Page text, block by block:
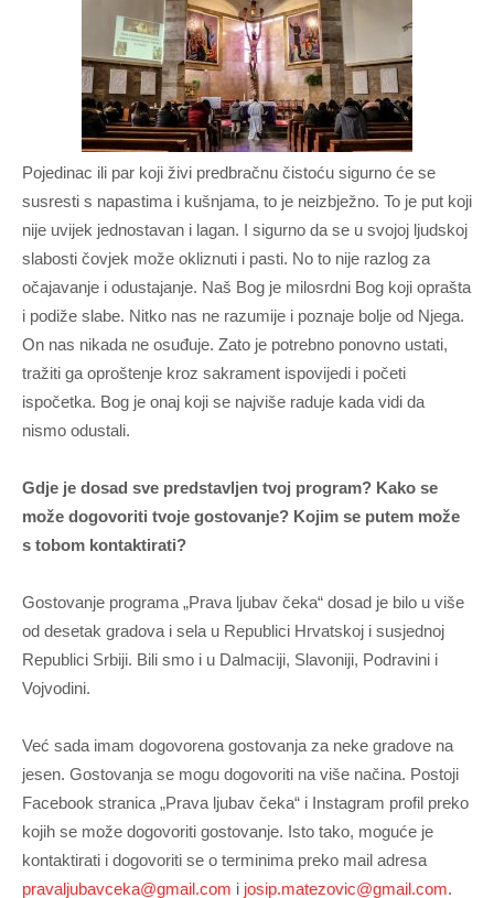
Pojedinac ili par koji živi predbračnu čistoću sigurno će se
susresti s napastima i kušnjama, to je neizbježno. To je put koji
nije uvijek jednostavan i lagan. I sigurno da se u svojoj ljudskoj
slabosti čovjek može okliznuti i pasti. No to nije razlog za
očajavanje i odustajanje. Naš Bog je milosrdni Bog koji oprašta
i podiže slabe. Nitko nas ne razumije i poznaje bolje od Njega.
On nas nikada ne osuđuje. Zato je potrebno ponovno ustati,
tražiti ga oproštenje kroz sakrament ispovijedi i početi
ispočetka. Bog je onaj koji se najviše raduje kada vidi da
nismo odustali.
Gdje je dosad sve predstavljen tvoj program? Kako se
može dogovoriti tvoje gostovanje? Kojim se putem može
s tobom kontaktirati?
Gostovanje programa „Prava ljubav čeka“ dosad je bilo u više
od desetak gradova i sela u Republici Hrvatskoj i susjednoj
Republici Srbiji. Bili smo i u Dalmaciji, Slavoniji, Podravini i
Vojvodini.
Već sada imam dogovorena gostovanja za neke gradove na
jesen. Gostovanja se mogu dogovoriti na više načina. Postoji
Facebook stranica „Prava ljubav čeka“ i Instagram profil preko
kojih se može dogovoriti gostovanje. Isto tako, moguće je
kontaktirati i dogovoriti se o terminima preko mail adresa
pravaljubavceka@gmail.com i josip.matezovic@gmail.com.